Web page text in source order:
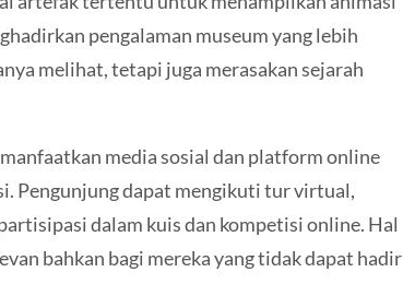
pengalaman museum yang lebih
melihat, tetapi juga merasakan sejarah
media sosial dan platform online
Pengunjung dapat mengikuti tur virtual,
dalam kuis dan kompetisi online. Hal
bahkan bagi mereka yang tidak dapat hadir